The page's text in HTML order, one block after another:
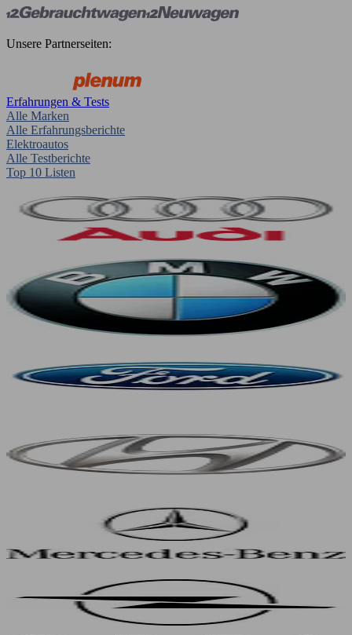
Unsere Partnerseiten:
Erfahrungen & Tests
Alle Marken
Alle Erfahrungsberichte
Elektroautos
Alle Testberichte
Top 10 Listen